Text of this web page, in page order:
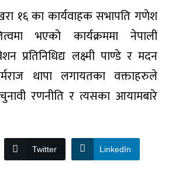
१६ का कार्यवाहक सभापति गणेश
भएको कार्यक्रममा नेपाली
प्रतिनिधिद्य लक्ष्मी पाण्डे र मदन
थापा लगायतका वक्ताहरुले
रणनीति र त्यसका आयामबारे
Twitter LinkedIn